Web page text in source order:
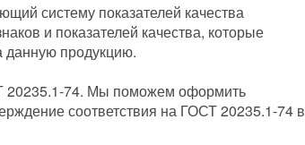
систему показателей качества
и показателей качества, которые
данную продукцию.
20235.1-74. Мы поможем оформить
соответствия на ГОСТ 20235.1-74 в